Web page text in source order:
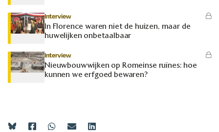
Interview
In Florence waren niet de huizen, maar de
huwelijken onbetaalbaar
Interview
Nieuwbouwwijken op Romeinse ruïnes: hoe
kunnen we erfgoed bewaren?